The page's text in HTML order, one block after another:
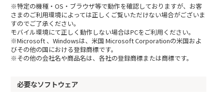
※特定の機種・OS・ブラウザ等で動作を確認しておりますが、お客
さまのご利用環境によっては正しくご覧いただけない場合がございま
すのでご了承ください。
モバイル環境にて正しく動作しない場合はPCをご利用ください。
※Microsoft 、Windowsは、米国 Microsoft Corporationの米国およ
びその他の国における登録商標です。
※その他の会社名や商品名は、各社の登録商標または商標です。
必要なソフトウェア